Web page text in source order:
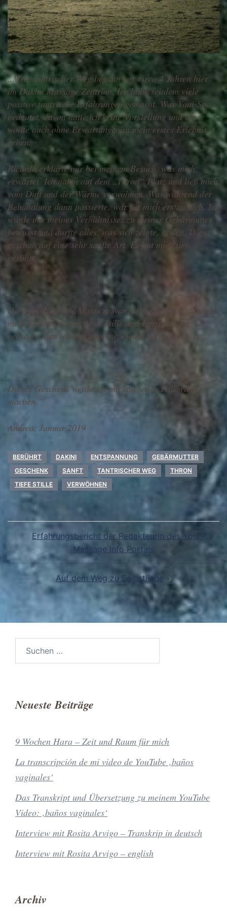
„Mein tantrischer Weg begann vor circa 4 Jahren hier
im Dakini Massage Zentrum. Ich habe seitdem viele
positive tantrische Erfahrungen gemacht. Was Yoni-Spa
bedeutet, davon hatte ich keine Vorstellung und ich
wollte auch ohne Erwartungen in mein erstes Erlebnis
gehen.
Ricarda erklärte mir bei meinem Besuch, was mich
erwartet. Ich nahm auf dem „Thron“ Platz und ließ mich
vom Duft und der Wärme verwöhnen. Was während der
Behandlung dann passierte, war für mich erstaunlich. Ich
wurde mir meines Verhältnisses zu meiner Gebärmutter
bewusst und durfte alles, was sich zeigte, heilen. Dies
geschah auf eine sehr sanfte Art. Es hat mich tief
berührt.
Die anschließende Massage war mehr als schön. Sie hat
mich in einen Raum tiefer Stille und Entspannung
gebracht, den ich nur ungerne wieder verlassen habe.
Dieses Geschenk werde ich mir auf jeden Fall wieder
machen.“
Andrea, Januar 2019
BERÜHRT DAKINI ENTSPANNUNG
GEBÄRMUTTER
GESCHENK
SANFT TANTRISCHER WEG
THRON
TIEFE STILLE
VERWÖHNEN
Beitragsnavigation
Erfahrungsbericht der Redakteurin des Yoni-
Massage Info Portals
Auf dem Weg zu Selbstliebe
nach:
Neueste Beiträge
9 Wochen Hara – Zeit und Raum für mich
La transcripción de mi video de YouTube ‚baños
vaginales‘
Das Transkript und Übersetzung zu meinem YouTube
Video: ‚baños vaginales‘
Interview mit Rosita Arvigo – Transkrip in deutsch
Interview mit Rosita Arvigo – english
Archiv